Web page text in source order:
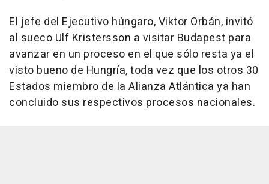
El jefe del Ejecutivo húngaro, Viktor Orbán, invitó
al sueco Ulf Kristersson a visitar Budapest para
avanzar en un proceso en el que sólo resta ya el
visto bueno de Hungría, toda vez que los otros 30
Estados miembro de la Alianza Atlántica ya han
concluido sus respectivos procesos nacionales.